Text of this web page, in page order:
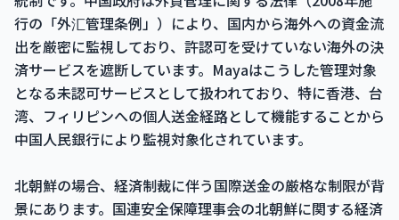
行の「外汇管理条例」）により、国内から海外への資金流
出を厳密に監視しており、許認可を受けていない海外の決
済サービスを遮断しています。Mayaはこうした管理対象
となる未認可サービスとして扱われており、特に香港、台
湾、フィリピンへの個人送金経路として機能することから
中国人民銀行により監視対象化されています。
北朝鮮の場合、経済制裁に伴う国際送金の厳格な制限が背
景にあります。国連安全保障理事会の北朝鮮に関する経済